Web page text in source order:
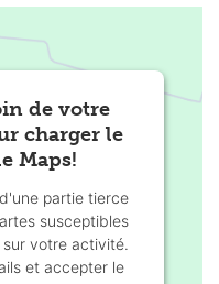
de votre
charger le
Maps!
partie tierce
susceptibles
votre activité.
et accepter le